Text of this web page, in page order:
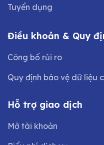
Tuyển dụng
Điều khoản & Quy
Công bố rủi ro
Quy định bảo vệ dữ liệu
Hỗ trợ giao dịch
Mở tài khoản